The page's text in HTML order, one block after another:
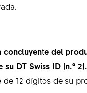
concluyente del
DT Swiss ID (n.º 2).
de 12 dígitos de su